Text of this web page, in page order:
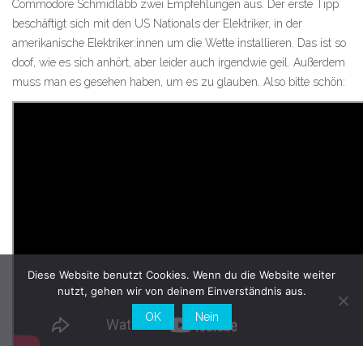
Commodore Schmidlabb zwei Empfehlungen aus. Der erste Tipp
beschäftigt sich mit den US Nationals der Elektriker, in der
amerikanische Elektriker:innen um die Wette installieren. Das ist so
doof, wie es sich anhört, aber leider auch irgendwie geil. Außerdem
muss man es gesehen haben, um es zu glauben. Also bitte schön:
Diese Website benutzt Cookies. Wenn du die Website weiter
nutzt, gehen wir von deinem Einverständnis aus.
OK
Nein